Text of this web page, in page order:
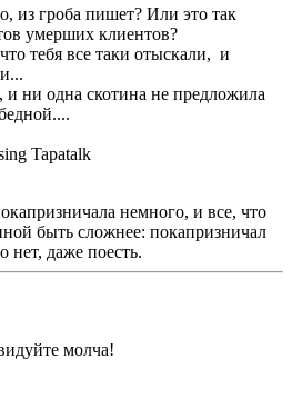
из гроба пишет? Или это так
умерших клиентов?
тебя все таки отыскали, и
ни одна скотина не предложила
Tapatalk
немного, и все, что
быть сложнее: покапризничал
нет, даже поесть.
молча!